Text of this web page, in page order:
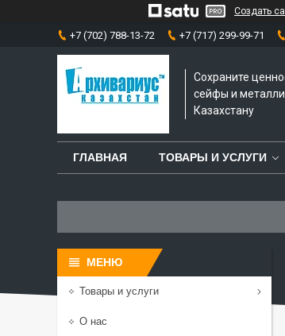
Создать
+7 (702) 788-13-72 +7 (717) 299-99-71
Сохраните
сейфы и
Казахстану
ГЛАВНАЯ ТОВАРЫ И УСЛУГИ
Товары и услуги
О нас